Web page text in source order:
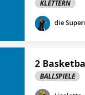
KLETTERN
die
2
BALLSPIELE